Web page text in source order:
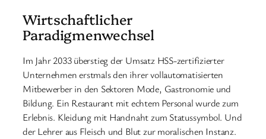
Wirtschaftlicher
Paradigmenwechsel
Im Jahr 2033 überstieg der Umsatz HSS-zertifizierter
Unternehmen erstmals den ihrer vollautomatisierten
Mitbewerber in den Sektoren Mode, Gastronomie und
Bildung. Ein Restaurant mit echtem Personal wurde zum
Erlebnis. Kleidung mit Handnaht zum Statussymbol. Und
der Lehrer aus Fleisch und Blut zur moralischen Instanz.